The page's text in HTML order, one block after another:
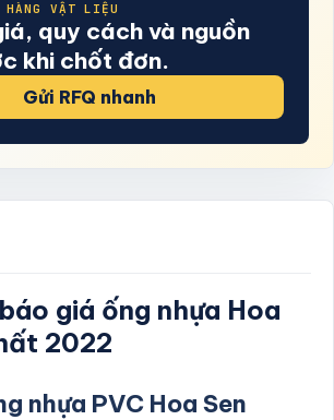
HÀNG VẬT LIỆU
quy cách và nguồn
khi chốt đơn.
Gửi RFQ nhanh
giá ống nhựa Hoa
2022
nhựa PVC Hoa Sen